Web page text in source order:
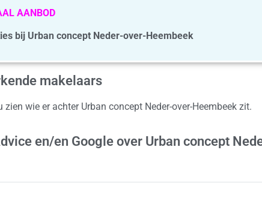
AANBOD
bij Urban concept Neder-over-Heembeek
makelaars
wie er achter Urban concept Neder-over-Heembeek zit.
en/en Google over Urban concept